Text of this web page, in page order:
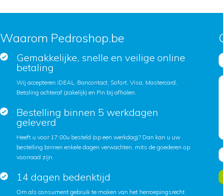
Waarom Pedroshop.be
Gemakkelijke, snelle en veilige online
betaling
Wij accepteren iDEAL, Bancontact, Sofort, Visa, Mastercard,
Betaling achteraf (zakelijk) en Pin bij afhalen.
Bestelling binnen 5 werkdagen
geleverd
Heeft u voor 17:00u besteld (op een werkdag)? Dan kan u uw
bestelling binnen enkele dagen verwachten, mits de goederen op
voorraad zijn.
14 dagen bedenktijd
Om als consument gebruik te maken van het herroepingsrecht